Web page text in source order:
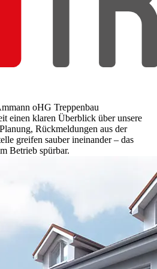
oHG Treppenbau
einen klaren Überblick über unsere
Rückmeldungen aus der
greifen sauber ineinander – das
Betrieb spürbar.